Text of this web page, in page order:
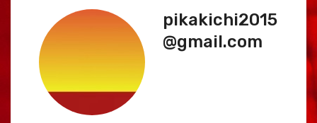
シ
ョ
pikakichi2015
@gmail.com